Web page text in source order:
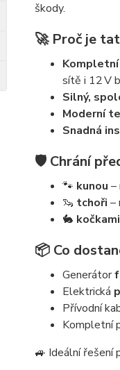
škody.
🚀 Proč je
Kompletní
sítě i 12 V
Silný,
Moderní
Snadná
🛡️ Chrání
🐾 kunou –
🦦 tchoři –
🐇
📦 Co
Generátor
Elektrická
Přívodní
Kompletní
🚙 Ideální řešení